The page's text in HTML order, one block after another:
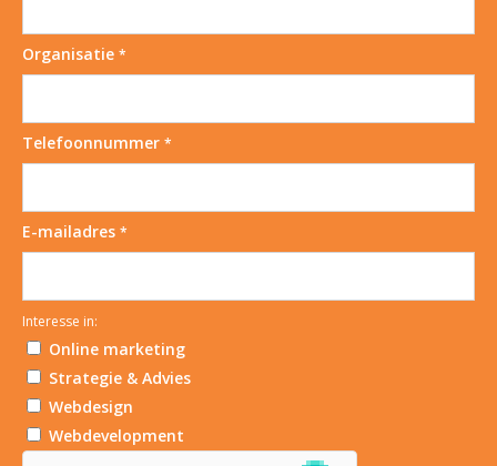
Organisatie *
Telefoonnummer *
E-mailadres *
Interesse in:
Online marketing
Strategie & Advies
Webdesign
Webdevelopment